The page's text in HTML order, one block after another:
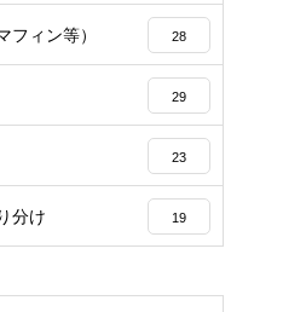
フィン等） 28
29
23
分け 19